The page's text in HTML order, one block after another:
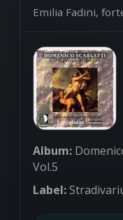
Emilia Fadini,
Album:
Vol.5
Label: